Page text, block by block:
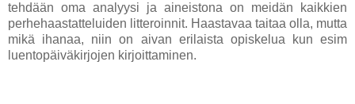
tehdään oma analyysi ja aineistona on meidän kaikkien
perhehaastatteluiden litteroinnit. Haastavaa taitaa olla, mutta
mikä ihanaa, niin on aivan erilaista opiskelua kun esim
luentopäiväkirjojen kirjoittaminen.